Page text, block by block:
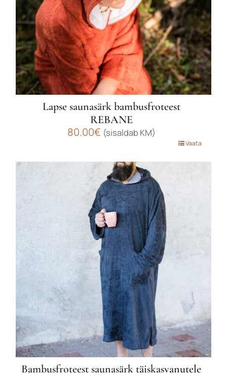
Lapse saunasärk bambusfroteest
REBANE
80.00€ (sisaldab KM)
on
mitu
varianti.
teha
Vaata
Bambusfroteest saunasärk täiskasvanutele